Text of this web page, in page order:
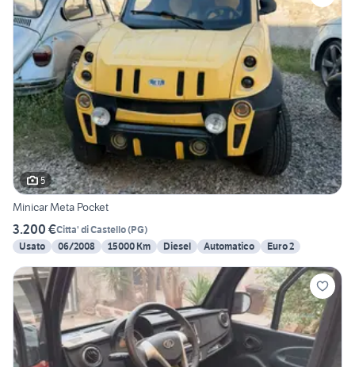
5
Minicar Meta Pocket
3.200 €Citta' di Castello(PG)
Usato
06/2008 15000 Km Diesel Automatico Euro 2